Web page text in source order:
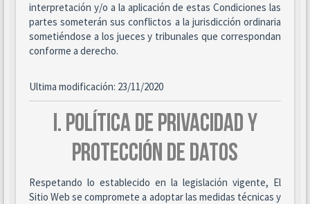
interpretación y/o a la aplicación de estas Condiciones las
partes someterán sus conflictos a la jurisdicción ordinaria
sometiéndose a los jueces y tribunales que correspondan
conforme a derecho.
Ultima modificación: 23/11/2020
I. POLÍTICA DE PRIVACIDAD Y
PROTECCIÓN DE DATOS
Respetando lo establecido en la legislación vigente, El
Sitio Web se compromete a adoptar las medidas técnicas y